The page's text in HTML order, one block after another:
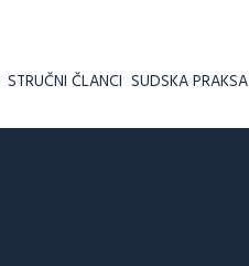
STRUČNI ČLANCI SUDSKA PRAKSA